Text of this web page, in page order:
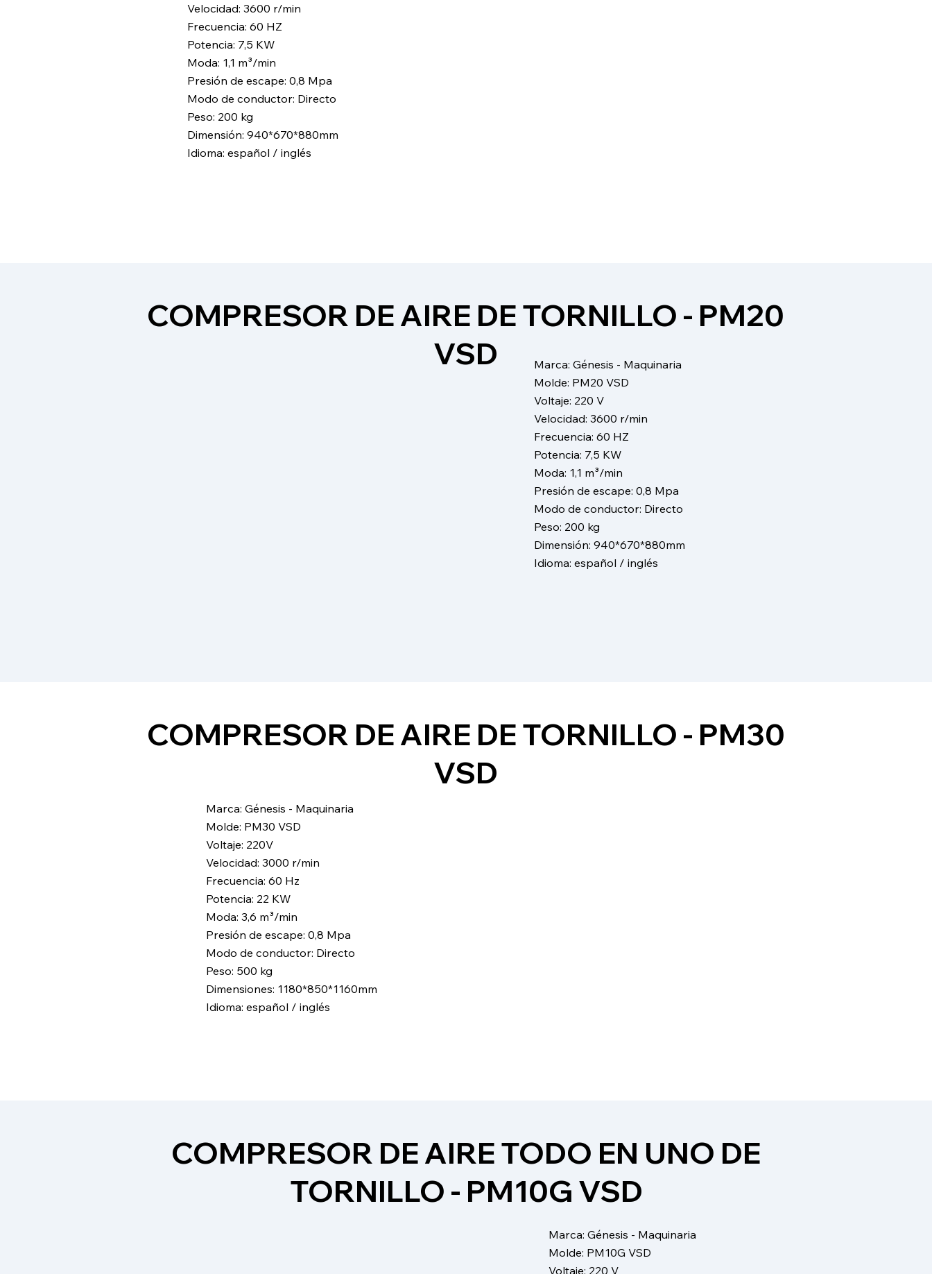
Velocidad: 3600 r/min
Frecuencia: 60 HZ
Potencia: 7,5 KW
Moda: 1,1 m³/min
Presión de escape: 0,8 Mpa
Modo de conductor: Directo
Peso: 200 kg
Dimensión: 940*670*880mm
Idioma: español / inglés
​COMPRESOR DE AIRE DE TORNILLO - PM20
VSD
​Marca: Génesis - Maquinaria
Molde: PM20 VSD
Voltaje: 220 V
Velocidad: 3600 r/min
Frecuencia: 60 HZ
Potencia: 7,5 KW
Moda: 1,1 m³/min
Presión de escape: 0,8 Mpa
Modo de conductor: Directo
Peso: 200 kg
Dimensión: 940*670*880mm
Idioma: español / inglés
​COMPRESOR DE AIRE DE TORNILLO - PM30
VSD
​​Marca: Génesis - Maquinaria
Molde: PM30 VSD
Voltaje: 220V
Velocidad: 3000 r/min
Frecuencia: 60 Hz
Potencia: 22 KW
Moda: 3,6 m³/min
Presión de escape: 0,8 Mpa
Modo de conductor: Directo
Peso: 500 kg
Dimensiones: 1180*850*1160mm
Idioma: español / inglés
COMPRESOR DE AIRE TODO EN UNO DE
TORNILLO - PM10G VSD
​Marca: Génesis - Maquinaria
Molde: PM10G VSD
Voltaje: 220 V